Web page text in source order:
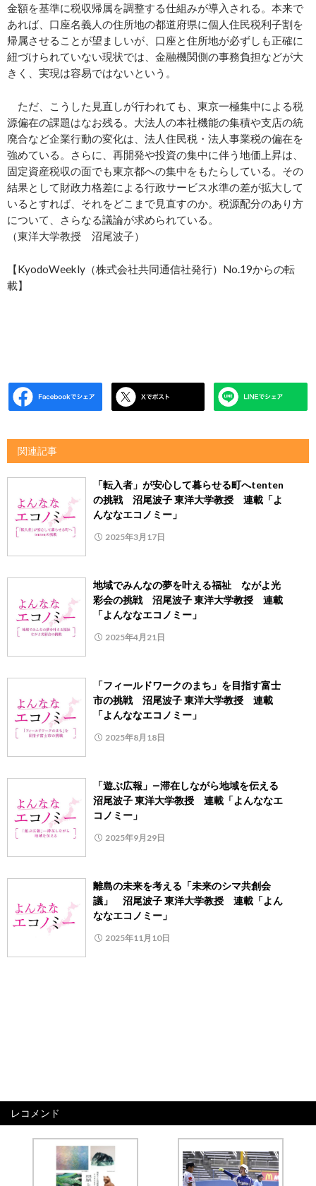
金額を基準に税収帰属を調整する仕組みが導入される。本来で
あれば、口座名義人の住所地の都道府県に個人住民税利子割を
帰属させることが望ましいが、口座と住所地が必ずしも正確に
紐づけられていない現状では、金融機関側の事務負担などが大
きく、実現は容易ではないという。
ただ、こうした見直しが行われても、東京一極集中による税
源偏在の課題はなお残る。大法人の本社機能の集積や支店の統
廃合など企業行動の変化は、法人住民税・法人事業税の偏在を
強めている。さらに、再開発や投資の集中に伴う地価上昇は、
固定資産税収の面でも東京都への集中をもたらしている。その
結果として財政力格差による行政サービス水準の差が拡大して
いるとすれば、それをどこまで見直すのか。税源配分のあり方
について、さらなる議論が求められている。
（東洋大学教授 沼尾波子）
【KyodoWeekly（株式会社共同通信社発行）No.19からの転
載】
関連記事
「転入者」が安心して暮らせる町へtenten
の挑戦 沼尾波子 東洋大学教授 連載「よ
んななエコノミー」
2025年3月17日
地域でみんなの夢を叶える福祉 ながよ光
彩会の挑戦 沼尾波子 東洋大学教授 連載
「よんななエコノミー」
2025年4月21日
「フィールドワークのまち」を目指す富士
市の挑戦 沼尾波子 東洋大学教授 連載
「よんななエコノミー」
2025年8月18日
「遊ぶ広報」―滞在しながら地域を伝える
沼尾波子 東洋大学教授 連載「よんななエ
コノミー」
2025年9月29日
離島の未来を考える「未来のシマ共創会
議」 沼尾波子 東洋大学教授 連載「よん
ななエコノミー」
2025年11月10日
レコメンド